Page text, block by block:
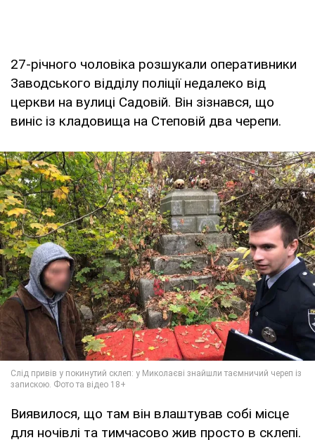
27-річного чоловіка розшукали оперативники
Заводського відділу поліції недалеко від
церкви на вулиці Садовій. Він зізнався, що
виніс із кладовища на Степовій два черепи.
Виявилося, що там він влаштував собі місце
для ночівлі та тимчасово жив просто в склепі.